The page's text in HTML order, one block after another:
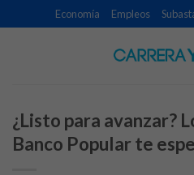
to
Economía Empleos
¿Listo para avanzar?
Banco Popular te